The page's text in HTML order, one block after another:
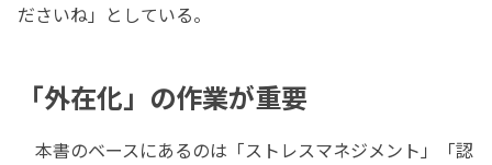
ださいね」としている。
「外在化」の作業が重要
本書のベースにあるのは「ストレスマネジメント」「認